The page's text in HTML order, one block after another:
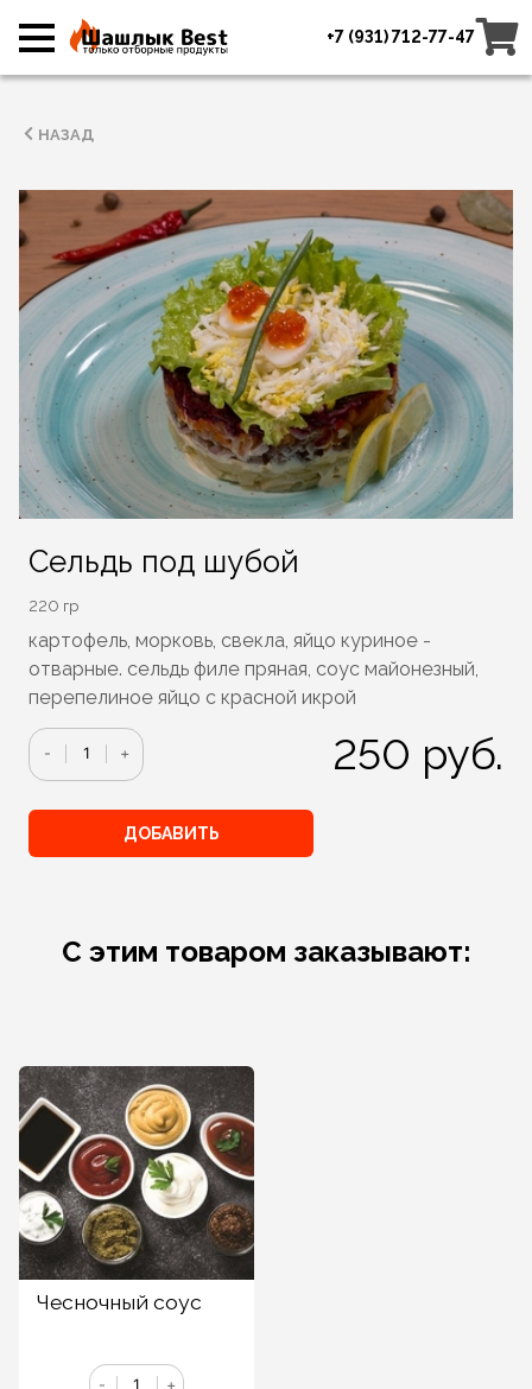
+7 (931) 712-77-47
НАЗАД
Сельдь под шубой
220 гр
картофель, морковь, свекла, яйцо куриное -
отварные. сельдь филе пряная, соус майонезный,
перепелиное яйцо с красной икрой
-Количество
+ 250 руб.
ДОБАВИТЬ
С этим товаром заказывают:
Чесночный соус
- +